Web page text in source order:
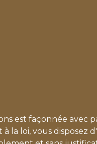
est façonnée
loi, vous disposez